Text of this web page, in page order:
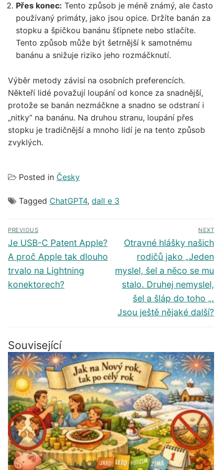
Přes konec: Tento způsob je méně známý, ale často
používaný primáty, jako jsou opice. Držíte banán za
stopku a špičkou banánu šťípnete nebo stlačíte.
Tento způsob může být šetrnější k samotnému
banánu a snižuje riziko jeho rozmáčknutí.
Výběr metody závisí na osobních preferencích.
Někteří lidé považují loupání od konce za snadnější,
protože se banán nezmáčkne a snadno se odstraní i
„nitky“ na banánu. Na druhou stranu, loupání přes
stopku je tradičnější a mnoho lidí je na tento způsob
zvyklých.
Posted in Česky
Tagged ChatGPT4, dall e 3
Navigace
pro
příspěvek
PREVIOUS
Předchozí
příspěvek
Je USB-C Patent Apple?
A proč Apple tak dlouho
trvalo na Lightning
konektorech?
NEXT
Další
příspěvek
Otravné hlášky našich
rodičů jako „Jeden
myslel, šel a něco se mu
stalo. Druhej nemyslel,
šel a šláp do toho „.
Jsou ještě nějaké další?
Související